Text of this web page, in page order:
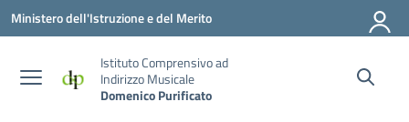
Vai ai contenuti
Vai al menu di navigazione
Vai al footer
Ministero dell'Istruzione e del Merito
Istituto Comprensivo ad
Indirizzo Musicale
Domenico Purificato